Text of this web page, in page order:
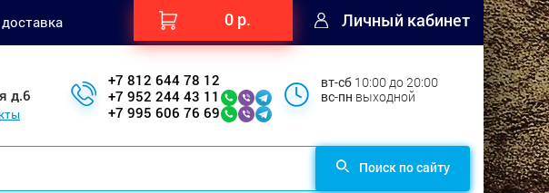
0 р. Личный кабинет
д.6
+7 812 644 78 12
+7 952 244 43 11
+7 995 606 76 69
вт-сб 10:00 до 20:00
вс-пн выходной
Поиск по сайту